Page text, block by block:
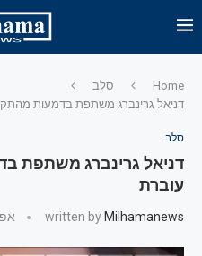
Home
סלב
דניאל גרינברג משתפת בדמעות
סלב
דניאל גרינברג משתפת
עוברת
written by Milhamanews